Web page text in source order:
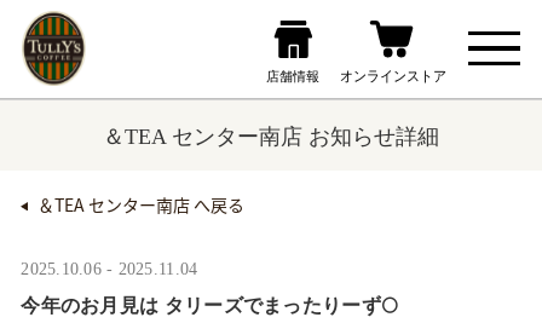
＆TEA センター南店 お知らせ詳細
＆TEA センター南店 へ戻る
2025.10.06 - 2025.11.04
今年のお月見は タリーズでまったりーず🌕